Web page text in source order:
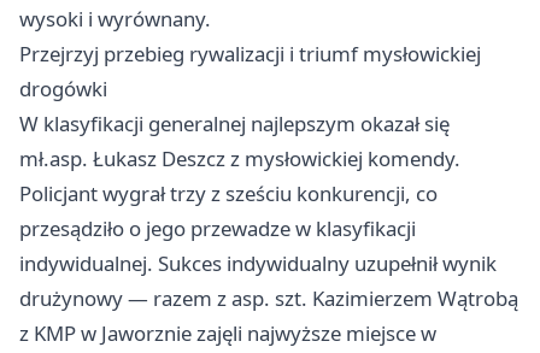
wysoki i wyrównany.
Przejrzyj przebieg rywalizacji i triumf mysłowickiej
drogówki
W klasyfikacji generalnej najlepszym okazał się
mł.asp. Łukasz Deszcz z mysłowickiej komendy.
Policjant wygrał trzy z sześciu konkurencji, co
przesądziło o jego przewadze w klasyfikacji
indywidualnej. Sukces indywidualny uzupełnił wynik
drużynowy — razem z asp. szt. Kazimierzem Wątrobą
z KMP w Jaworznie zajęli najwyższe miejsce w